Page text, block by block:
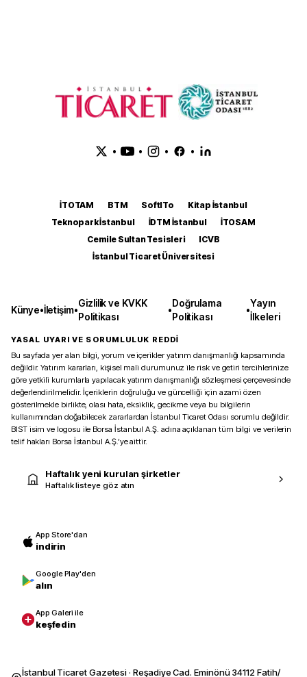
• • • •
İTOTAM BTM SoftITo
Kitap İstanbul
Teknopark İstanbul
İDTM İstanbul
İTOSAM
Cemile Sultan Tesisleri
ICVB
İstanbul Ticaret Üniversitesi
Künye•İletişim•
Gizlilik ve KVKK
Politikası
•
Doğrulama
Politikası
•
Yayın
İlkeleri
YASAL UYARI VE SORUMLULUK REDDİ
Bu sayfada yer alan bilgi, yorum ve içerikler yatırım danışmanlığı kapsamında
değildir. Yatırım kararları, kişisel mali durumunuz ile risk ve getiri tercihlerinize
göre yetkili kurumlarla yapılacak yatırım danışmanlığı sözleşmesi çerçevesinde
değerlendirilmelidir. İçeriklerin doğruluğu ve güncelliği için azami özen
gösterilmekle birlikte, olası hata, eksiklik, gecikme veya bu bilgilerin
kullanımından doğabilecek zararlardan İstanbul Ticaret Odası sorumlu değildir.
BIST isim ve logosu ile Borsa İstanbul A.Ş. adına açıklanan tüm bilgi ve verilerin
telif hakları Borsa İstanbul A.Ş.’ye aittir.
Haftalık yeni kurulan şirketler
Haftalık listeye göz atın
App Store'dan
indirin
Google Play'den
alın
App Galeri ile
keşfedin
İstanbul Ticaret Gazetesi · Reşadiye Cad. Eminönü 34112 Fatih/